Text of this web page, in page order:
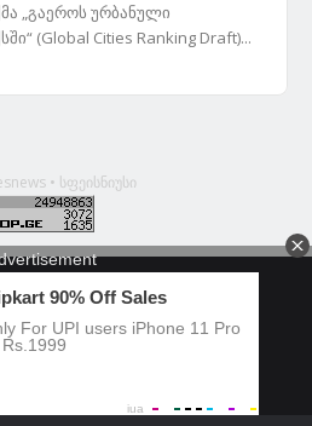
„გაეროს ურბანული
(Global Cities Ranking Draft)...
• სფეისნიუსი